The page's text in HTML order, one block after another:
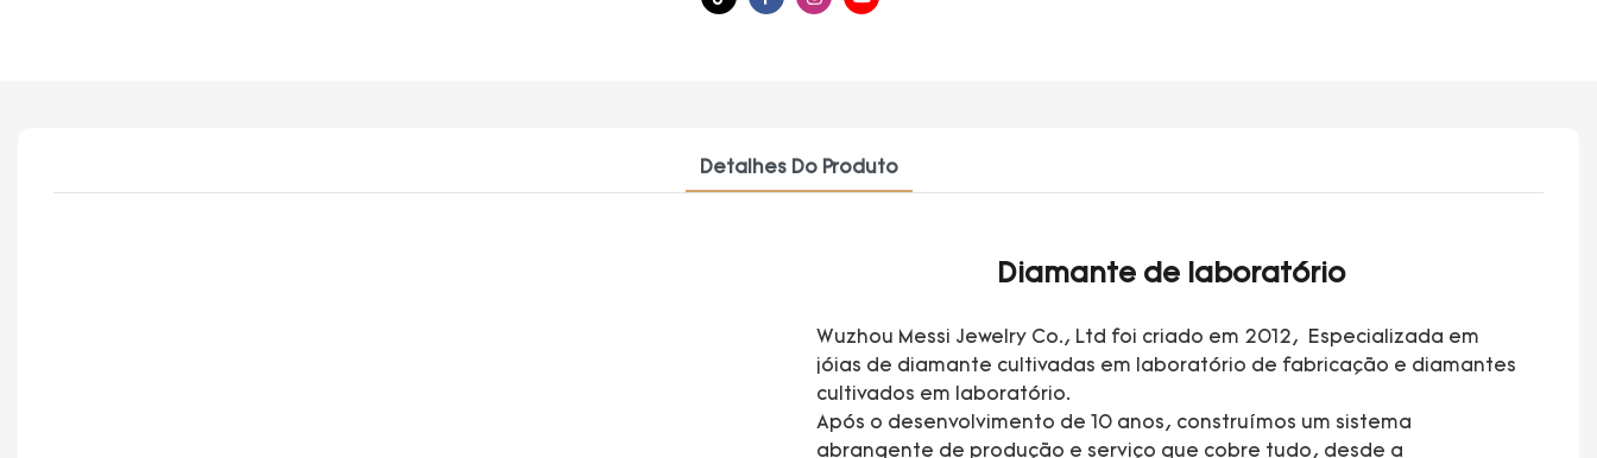
Detalhes Do Produto
Diamante de laboratório
Wuzhou Messi Jewelry Co., Ltd foi criado em 2012, Especializada em
jóias de diamante cultivadas em laboratório de fabricação e diamantes
cultivados em laboratório.
Após o desenvolvimento de 10 anos, construímos um sistema
abrangente de produção e serviço que cobre tudo, desde a